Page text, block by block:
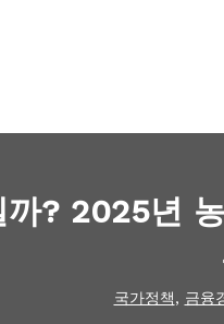
? 2025년
국가정책, 금융